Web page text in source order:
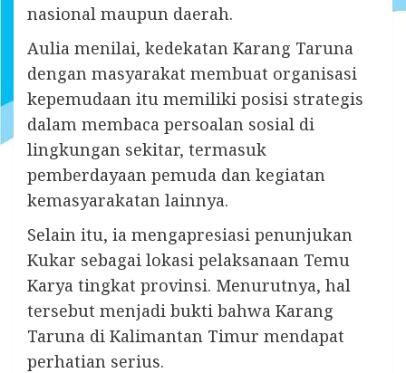
nasional maupun daerah.
Aulia menilai, kedekatan Karang Taruna
dengan masyarakat membuat organisasi
kepemudaan itu memiliki posisi strategis
dalam membaca persoalan sosial di
lingkungan sekitar, termasuk
pemberdayaan pemuda dan kegiatan
kemasyarakatan lainnya.
Selain itu, ia mengapresiasi penunjukan
Kukar sebagai lokasi pelaksanaan Temu
Karya tingkat provinsi. Menurutnya, hal
tersebut menjadi bukti bahwa Karang
Taruna di Kalimantan Timur mendapat
perhatian serius.